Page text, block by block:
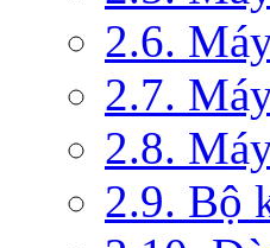
2.6.
2.7.
2.8.
2.9. Bộ